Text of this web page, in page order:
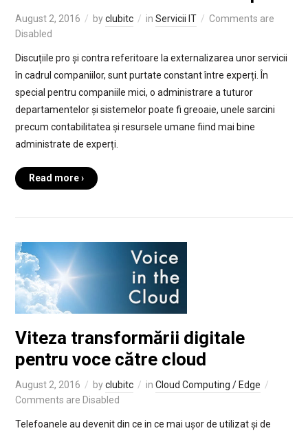
August 2, 2016 byclubitc in Servicii IT
Comments are
Disabled
Discuțiile pro și contra referitoare la externalizarea unor servicii
în cadrul companiilor, sunt purtate constant între experți. În
special pentru companiile mici, o administrare a tuturor
departamentelor și sistemelor poate fi greoaie, unele sarcini
precum contabilitatea și resursele umane fiind mai bine
administrate de experți.
Read more ›
Viteza transformării digitale
pentru voce către cloud
August 2, 2016 byclubitc in Cloud Computing / Edge
Comments are Disabled
Telefoanele au devenit din ce in ce mai ușor de utilizat și de